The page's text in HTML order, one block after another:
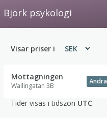
Björk psykologi
Visar priser i
Mottagningen
Wallingatan 3B
Ändra
Tider visas i tidszon UTC